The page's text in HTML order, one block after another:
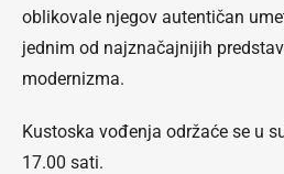
oblikovale njegov autentičan
jednim od najznačajnijih
modernizma.
Kustoska vođenja održaće se u
17.00 sati.